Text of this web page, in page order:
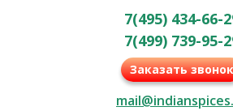
7(495) 434-66-
7(499) 739-95-
Заказать звонок